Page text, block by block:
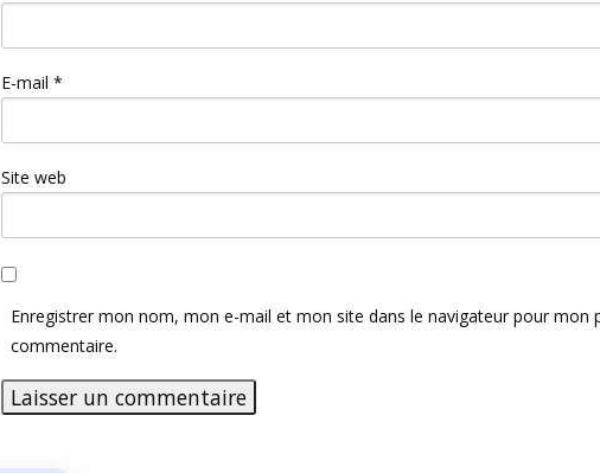
E-mail *
Site web
Enregistrer mon nom, mon e-mail et mon site dans le navigateur pour mon
commentaire.